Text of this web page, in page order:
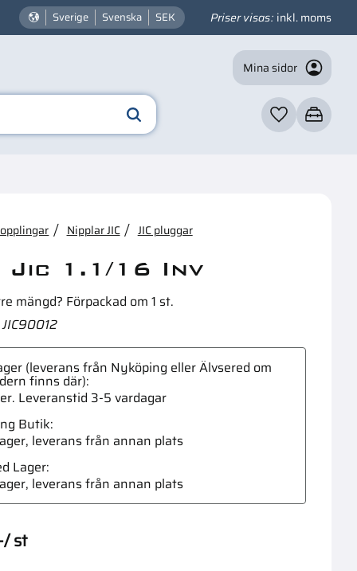
Sverige Svenska SEK Priser visas inkl. moms
Mina sidor
Favoriter
Kundvagn
intressera dig?
Nipplar JIC JIC pluggar
Jic 1.1/16 Inv
mängd? Förpackad om 1 st.
JIC90012
/st
(leverans från Nyköping eller Älvsered om
finns där)
Leveranstid 3-5 vardagar
Butik
leverans från annan plats
Lager
leverans från annan plats